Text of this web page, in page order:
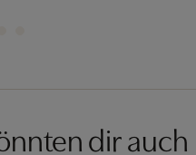
dir auch